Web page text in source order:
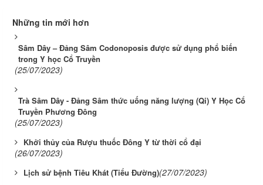
Những tin mới hơn
Sâm Dây – Đảng Sâm Codonoposis được sử dụng phổ biến
trong Y học Cổ Truyền
(25/07/2023)
Trà Sâm Dây - Đảng Sâm thức uống năng lượng (Qi) Y Học Cổ
Truyền Phương Đông
(25/07/2023)
Khởi thủy của Rượu thuốc Đông Y từ thời cổ đại
(26/07/2023)
Lịch sử bệnh Tiêu Khát (Tiểu Đường)(27/07/2023)